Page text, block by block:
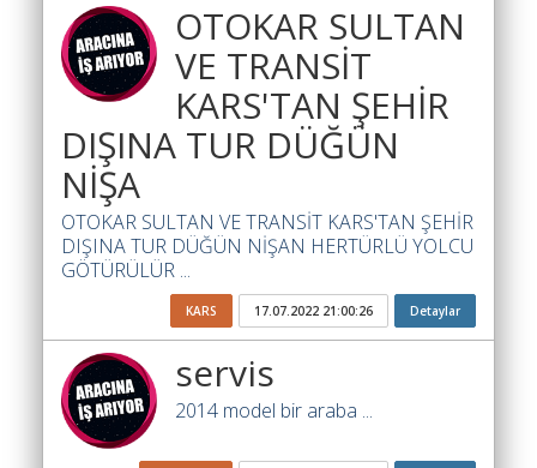
İlanlar
Söför
Arayanlar
arayanlar
Soför
arayanlar
Aracına
OTOKAR SULTAN
VE TRANSİT
KARS'TAN ŞEHİR
DIŞINA TUR DÜĞÜN
NİŞA
OTOKAR SULTAN VE TRANSİT KARS'TAN ŞEHİR
DIŞINA TUR DÜĞÜN NİŞAN HERTÜRLÜ YOLCU
GÖTÜRÜLÜR ...
KARS 17.07.2022 21:00:26 Detaylar
servis
2014 model bir araba ...